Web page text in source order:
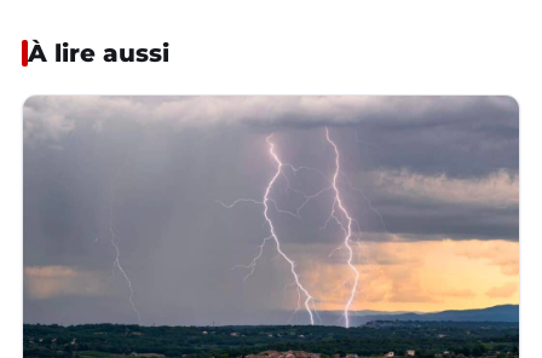
À lire aussi